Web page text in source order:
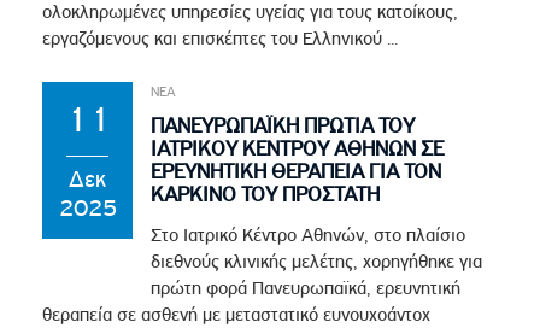
ολοκληρωμένες υπηρεσίες υγείας για τους κατοίκους,
εργαζόμενους και επισκέπτες του Ελληνικού ...
11
Δεκ
2025
ΝΕΑ
ΠΑΝΕΥΡΩΠΑΪΚΗ ΠΡΩΤΙΑ ΤΟΥ
ΙΑΤΡΙΚΟΥ ΚΕΝΤΡΟΥ ΑΘΗΝΩΝ ΣΕ
ΕΡΕΥΝΗΤΙΚΗ ΘΕΡΑΠΕΙΑ ΓΙΑ ΤΟΝ
ΚΑΡΚΙΝΟ ΤΟΥ ΠΡΟΣΤΑΤΗ
Στο Ιατρικό Κέντρο Αθηνών, στο πλαίσιο
διεθνούς κλινικής μελέτης, χορηγήθηκε για
πρώτη φορά Πανευρωπαϊκά, ερευνητική
θεραπεία σε ασθενή με μεταστατικό ευνουχοάντοχ